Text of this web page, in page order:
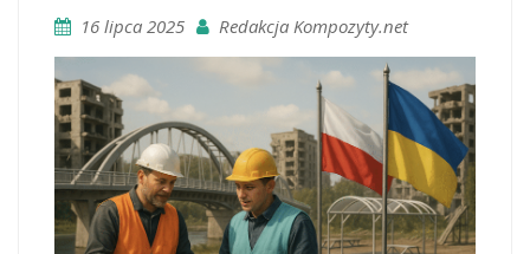
16 lipca 2025 Redakcja Kompozyty.net